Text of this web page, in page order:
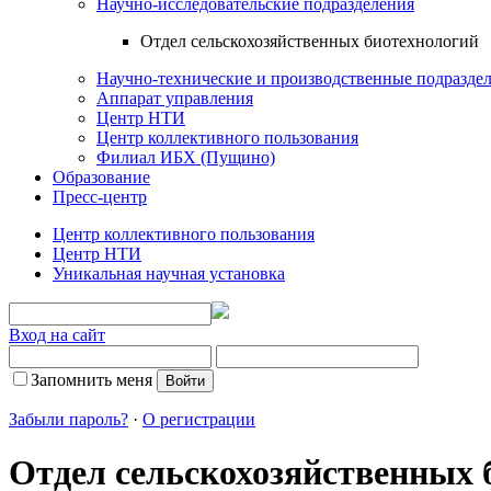
Отдел сельскохозяйственных биотехнологий
Научно-технические и производственные
Аппарат управления
Центр НТИ
Центр коллективного пользования
Филиал ИБХ (Пущино)
Образование
Пресс-центр
Центр коллективного пользования
Центр НТИ
Уникальная научная установка
Вход на сайт
Запомнить меня
Забыли пароль? · О регистрации
Отдел сельскохозяйственных